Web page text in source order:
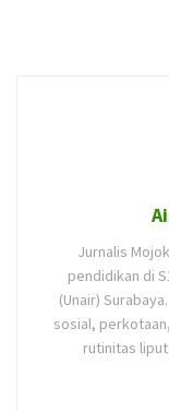
Jurnalis
pendidikan di
(Unair)
sosial,
rutinitas